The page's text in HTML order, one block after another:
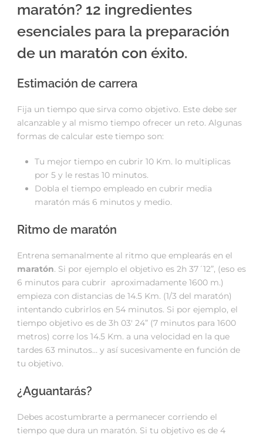
maratón? 12 ingredientes
esenciales para la preparación
de un maratón con éxito.
Estimación de carrera
Fija un tiempo que sirva como objetivo. Este debe ser
alcanzable y al mismo tiempo ofrecer un reto. Algunas
formas de calcular este tiempo son:
Tu mejor tiempo en cubrir 10 Km. lo multiplicas
por 5 y le restas 10 minutos.
Dobla el tiempo empleado en cubrir media
maratón más 6 minutos y medio.
Ritmo de maratón
Entrena semanalmente al ritmo que emplearás en el
maratón. Si por ejemplo el objetivo es 2h 37´12”, (eso es
6 minutos para cubrir aproximadamente 1600 m.)
empieza con distancias de 14.5 Km. (1/3 del maratón)
intentando cubrirlos en 54 minutos. Si por ejemplo, el
tiempo objetivo es de 3h 03′ 24” (7 minutos para 1600
metros) corre los 14.5 Km. a una velocidad en la que
tardes 63 minutos… y así sucesivamente en función de
tu objetivo.
¿Aguantarás?
Debes acostumbrarte a permanecer corriendo el
tiempo que dura un maratón. Si tu objetivo es de 4